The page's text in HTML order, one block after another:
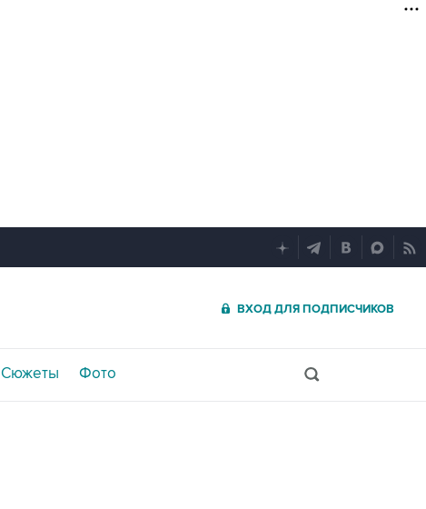
ВХОД ДЛЯ ПОДПИСЧИКОВ
Сюжеты Фото